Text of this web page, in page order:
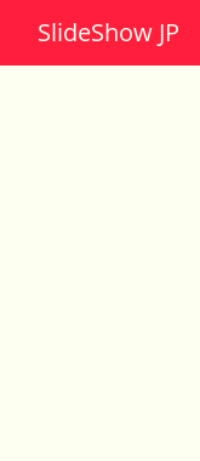
SlideShow JP